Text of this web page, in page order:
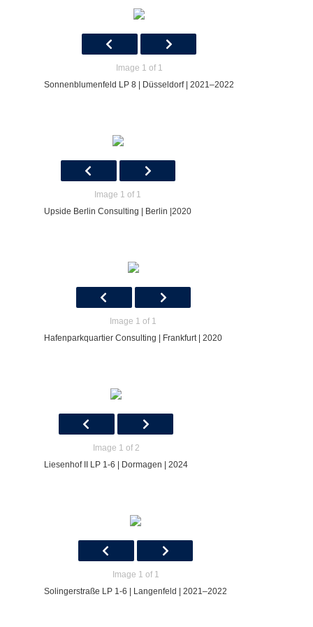
Image 1 of 1
Sonnenblumenfeld LP 8 | Düsseldorf | 2021–2022
Image 1 of 1
Upside Berlin Consulting | Berlin |2020
Image 1 of 1
Hafenparkquartier Consulting | Frankfurt | 2020
Image 1 of 2
Liesenhof II LP 1-6 | Dormagen | 2024
Image 1 of 1
Solingerstraße LP 1-6 | Langenfeld | 2021–2022